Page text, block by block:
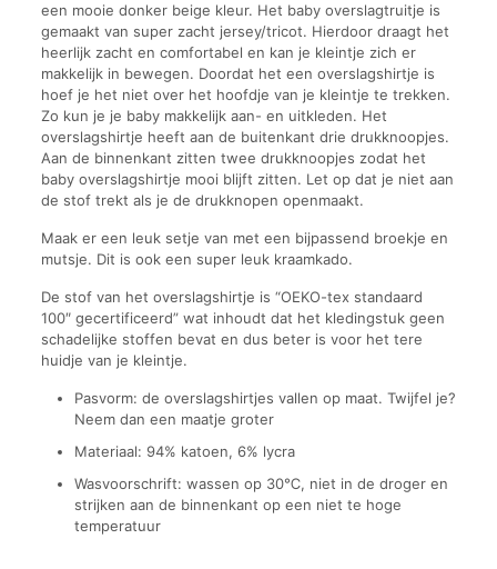
een mooie donker beige kleur. Het baby overslagtruitje is
gemaakt van super zacht jersey/tricot. Hierdoor draagt het
heerlijk zacht en comfortabel en kan je kleintje zich er
makkelijk in bewegen. Doordat het een overslagshirtje is
hoef je het niet over het hoofdje van je kleintje te trekken.
Zo kun je je baby makkelijk aan- en uitkleden. Het
overslagshirtje heeft aan de buitenkant drie drukknoopjes.
Aan de binnenkant zitten twee drukknoopjes zodat het
baby overslagshirtje mooi blijft zitten. Let op dat je niet aan
de stof trekt als je de drukknopen openmaakt.
Maak er een leuk setje van met een bijpassend broekje en
mutsje. Dit is ook een super leuk kraamkado.
De stof van het overslagshirtje is “OEKO-tex standaard
100″ gecertificeerd” wat inhoudt dat het kledingstuk geen
schadelijke stoffen bevat en dus beter is voor het tere
huidje van je kleintje.
Pasvorm: de overslagshirtjes vallen op maat. Twijfel je?
Neem dan een maatje groter
Materiaal: 94% katoen, 6% lycra
Wasvoorschrift: wassen op 30℃, niet in de droger en
strijken aan de binnenkant op een niet te hoge
temperatuur